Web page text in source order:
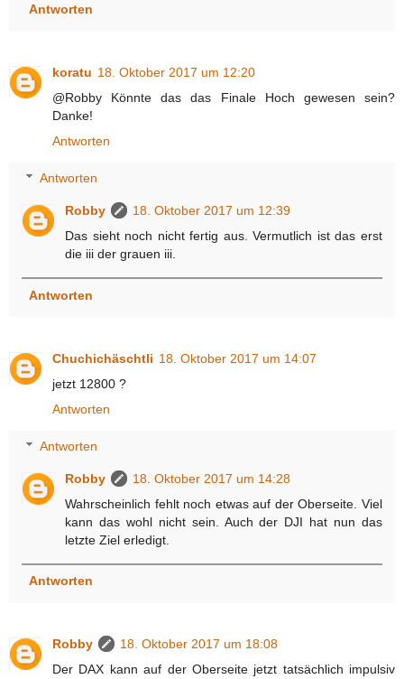
Antworten
koratu 18. Oktober 2017 um 12:20
@Robby Könnte das das Finale Hoch gewesen sein?
Danke!
Antworten
Antworten
Robby
18. Oktober 2017 um 12:39
Das sieht noch nicht fertig aus. Vermutlich ist das erst
die iii der grauen iii.
Antworten
Chuchichäschtli 18. Oktober 2017 um 14:07
jetzt 12800 ?
Antworten
Antworten
Robby
18. Oktober 2017 um 14:28
Wahrscheinlich fehlt noch etwas auf der Oberseite. Viel
kann das wohl nicht sein. Auch der DJI hat nun das
letzte Ziel erledigt.
Antworten
Robby
18. Oktober 2017 um 18:08
Der DAX kann auf der Oberseite jetzt tatsächlich impulsiv